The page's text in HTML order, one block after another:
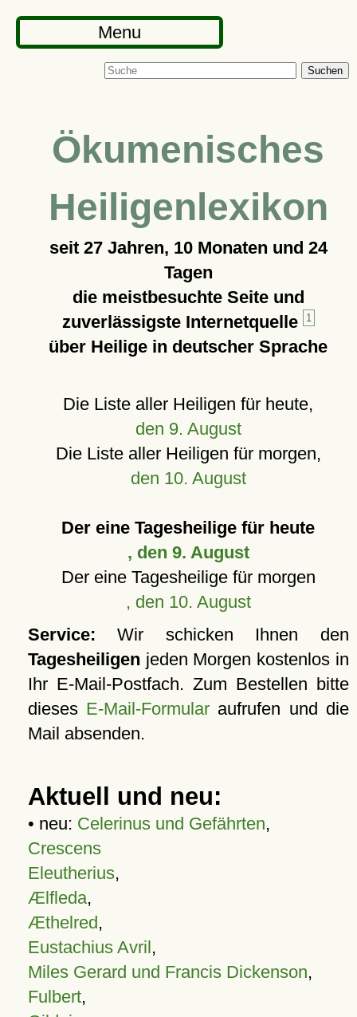
Menu
Suchen
Ökumenisches
Heiligenlexikon
seit 27 Jahren, 10 Monaten und 24
Tagen
die meistbesuchte Seite und
zuverlässigste Internetquelle
1
über Heilige in deutscher Sprache
Die Liste aller Heiligen für heute,
den 9. August
Die Liste aller Heiligen für morgen,
den 10. August
Der eine Tagesheilige für heute
, den 9. August
Der eine Tagesheilige für morgen
, den 10. August
Service: Wir schicken Ihnen den
Tagesheiligen jeden Morgen kostenlos in
Ihr E-Mail-Postfach. Zum Bestellen bitte
dieses E-Mail-Formular aufrufen und die
Mail absenden.
Aktuell und neu:
• neu: Celerinus und Gefährten,
Crescens
Eleutherius,
Ælfleda,
Æthelred,
Eustachius Avril,
Miles Gerard und Francis Dickenson,
Fulbert,